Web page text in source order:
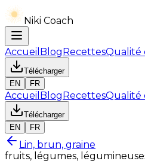
Niki Coach
Accueil BlogRecettesQualité
Télécharger
EN
FR
Accueil BlogRecettesQualité
Télécharger
EN
FR
Lin, brun, graine
fruits, légumes,